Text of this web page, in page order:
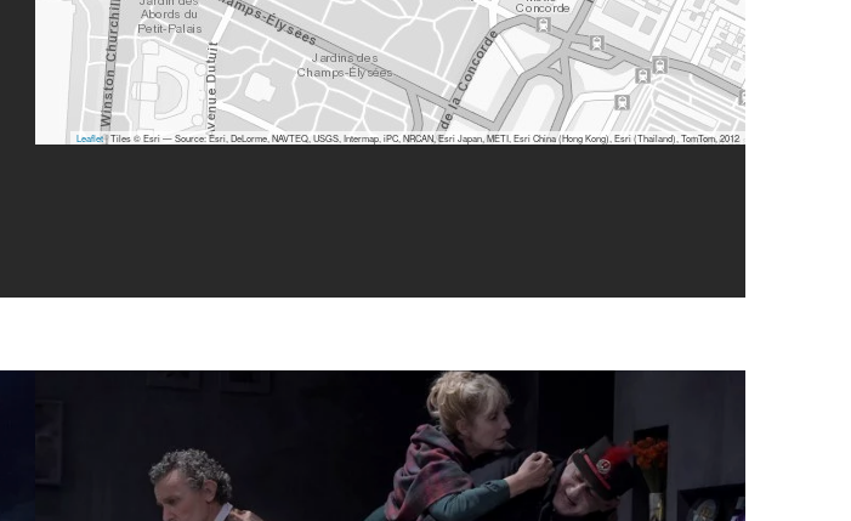
Leaflet| Tiles © Esri — Source: Esri, DeLorme, NAVTEQ, USGS, Intermap, iPC, NRCAN, Esri Japan, METI, Esri China (Hong Kong), Esri (Thailand), TomTom, 2012